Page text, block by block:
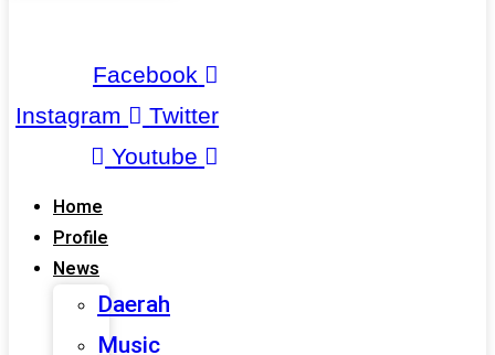
Facebook
Instagram
Twitter
Youtube
Home
Profile
News
Daerah
Music